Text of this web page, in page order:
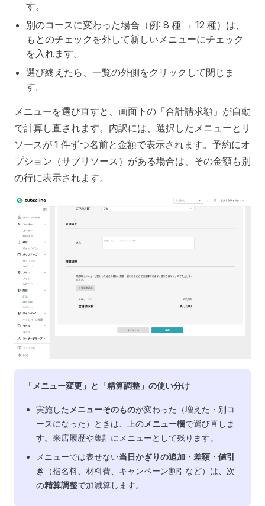
す。
別のコースに変わった場合（例: 8 種 → 12 種）は、
もとのチェックを外して新しいメニューにチェック
を入れます。
選び終えたら、一覧の外側をクリックして閉じま
す。
メニューを選び直すと、画面下の「合計請求額」が自動
で計算し直されます。内訳には、選択したメニューとリ
ソースが 1 件ずつ名前と金額で表示されます。予約にオ
プション（サブリソース）がある場合は、その金額も別
の行に表示されます。
「メニュー変更」と「精算調整」の使い分け
実施した メニューそのものが変わった（増えた・別コ
ースになった）ときは、上のメニュー欄で選び直しま
す。来店履歴や集計にメニューとして残ります。
メニューでは表せない当日かぎりの追加・差額・値引
き
（指名料、材料費、キャンペーン割引など）は、次
の精算調整で加減算します。